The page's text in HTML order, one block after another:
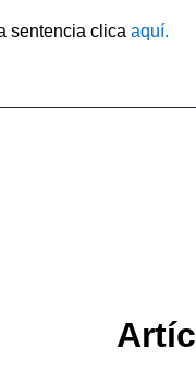
sentencia clica aquí.